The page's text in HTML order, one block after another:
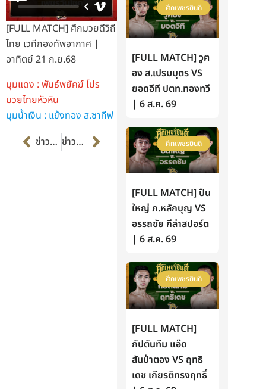
[FULL MATCH] ศึกมวยดีวิถี
ไทย เวทีกองทัพอากาศ |
อาทิตย์ 21 ก.ย.68
มุมแดง : พันธ์พยัคฆ์ โปร
มวยไทยหัวหิน
มุมน้ำเงิน : แข้งทอง ส.ซากีฟ
Prevข่าวก่อนหน้า ข่าวต่อไป Next
ศึกเพชรยินดี
[FULL MATCH] วูฅ
อง ส.เปรมบุตร VS
ยอดอีที ปตท.ทองทวี
| 6 ส.ค. 69
ศึกเพชรยินดี
[FULL MATCH] ปืน
ใหญ่ ภ.หลักบุญ VS
อรรถชัย กีล่าสปอร์ต
| 6 ส.ค. 69
ศึกเพชรยินดี
[FULL MATCH]
กัปตันทีม แอ๊ด
สันป่าตอง VS ฤทธิ
เดช เกียรติทรงฤทธิ์